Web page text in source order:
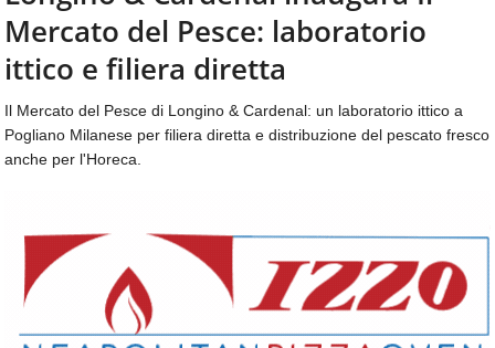
aggiornamenti
quotidiani
su
temi
come
ospitalità,
ristorazione,
food
catering
e
articoli
sul
CONTATTI
Mercato del Pesce: laboratorio
ittico e filiera diretta
Il Mercato del Pesce di Longino & Cardenal: un laboratorio ittico a
Pogliano Milanese per filiera diretta e distribuzione del pescato fresco
anche per l'Horeca.